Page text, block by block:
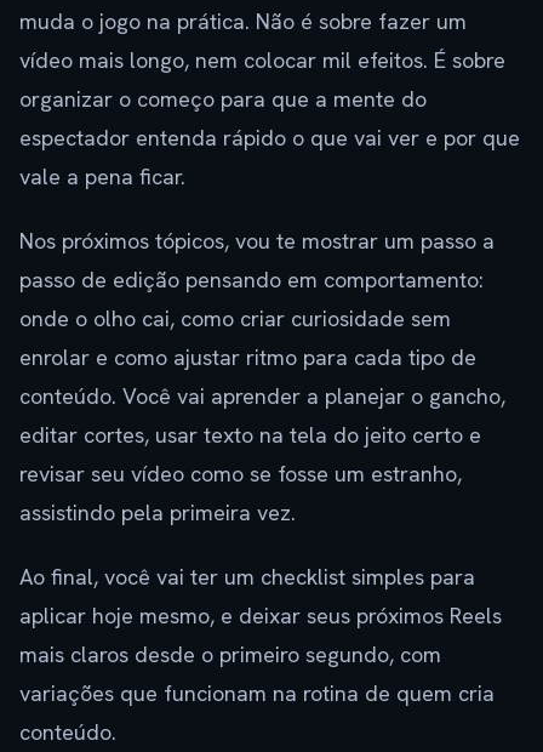
muda o jogo na prática. Não é sobre fazer um
vídeo mais longo, nem colocar mil efeitos. É sobre
organizar o começo para que a mente do
espectador entenda rápido o que vai ver e por que
vale a pena ficar.
Nos próximos tópicos, vou te mostrar um passo a
passo de edição pensando em comportamento:
onde o olho cai, como criar curiosidade sem
enrolar e como ajustar ritmo para cada tipo de
conteúdo. Você vai aprender a planejar o gancho,
editar cortes, usar texto na tela do jeito certo e
revisar seu vídeo como se fosse um estranho,
assistindo pela primeira vez.
Ao final, você vai ter um checklist simples para
aplicar hoje mesmo, e deixar seus próximos Reels
mais claros desde o primeiro segundo, com
variações que funcionam na rotina de quem cria
conteúdo.